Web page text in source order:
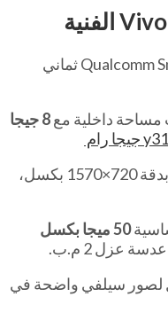
Qualcomm Snapdragon 6s Gen 2 ثماني
8 جيجا
6.75 بوصة IPS LCD بدقة 720×1570 بكسل،
50 ميجا بكسل
لصور سيلفي واضحة في